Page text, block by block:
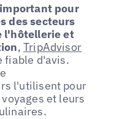
important pour
des secteurs
l'hôtellerie et
,TripAdvisor
fiable d'avis.
l'utilisent pour
et leurs